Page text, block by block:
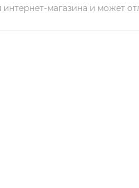
магазина и может